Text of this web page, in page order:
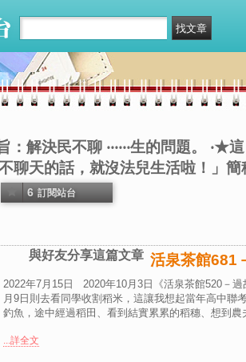
：解決民不聊 ‧‧‧‧‧‧生的問題。 ‧★
聊天的話，就沒法兒生活啦！」
6 訂閱站台
與好友分享這篇文章 活泉茶館681
2022年7月15日 2020年10月3日《活泉茶館520－
月9日則去看同學收割稻米，這讓我想起當年高中聯
釣魚，途中經過稻田、看到結實累累的稻穗、想到農
...詳全文